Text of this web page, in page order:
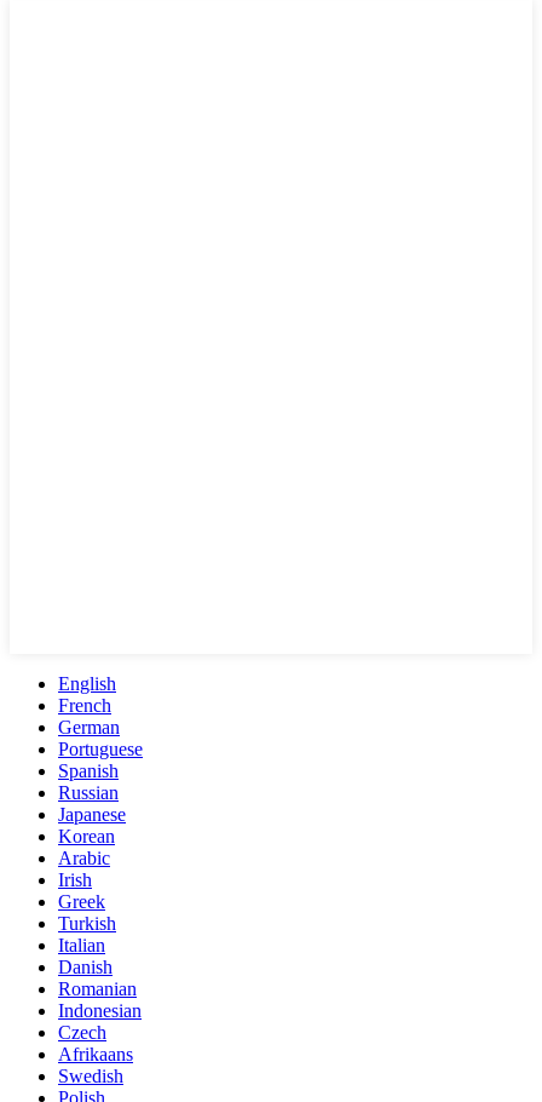
English
French
German
Portuguese
Spanish
Russian
Japanese
Korean
Arabic
Irish
Greek
Turkish
Italian
Danish
Romanian
Indonesian
Czech
Afrikaans
Swedish
Polish